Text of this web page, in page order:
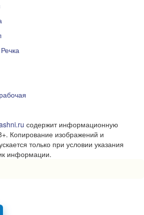
содержит информационную
Копирование изображений и
только при условии указания
информации.